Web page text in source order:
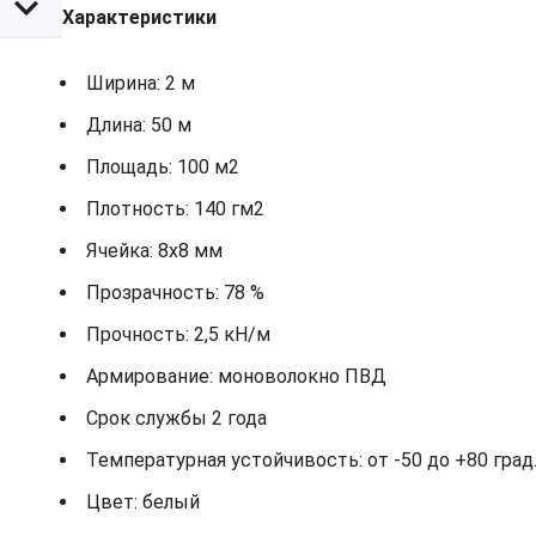
Характеристики
Ширина: 2 м
Длина: 50 м
Площадь: 100 м2
Плотность: 140 гм2
Ячейка: 8х8 мм
Прозрачность: 78 %
Прочность: 2,5 кН/м
Армирование: моноволокно ПВД
Срок службы 2 года
Температурная устойчивость: от -50 до +80
Цвет: белый